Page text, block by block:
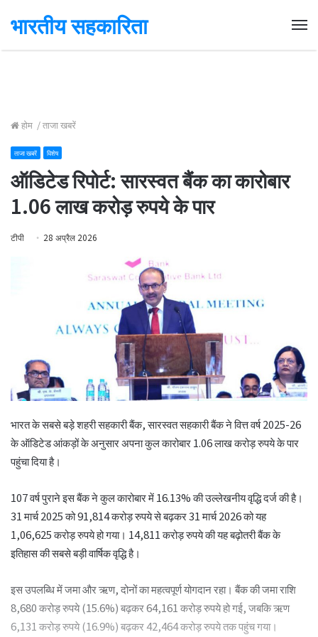
भारतीय सहकारिता
होम /ताजा खबरें
ताजा खबरें विशेष
ऑडिटेड रिपोर्ट: सारस्वत बैंक का कारोबार
1.06 लाख करोड़ रुपये के पार
टीपी 28 अप्रैल 2026
भारत के सबसे बड़े शहरी सहकारी बैंक, सारस्वत सहकारी बैंक ने वित्त वर्ष 2025-26
के ऑडिटेड आंकड़ों के अनुसार अपना कुल कारोबार 1.06 लाख करोड़ रुपये के पार
पहुंचा दिया है।
107 वर्ष पुराने इस बैंक ने कुल कारोबार में 16.13% की उल्लेखनीय वृद्धि दर्ज की है।
31 मार्च 2025 को 91,814 करोड़ रुपये से बढ़कर 31 मार्च 2026 को यह
1,06,625 करोड़ रुपये हो गया। 14,811 करोड़ रुपये की यह बढ़ोतरी बैंक के
इतिहास की सबसे बड़ी वार्षिक वृद्धि है।
इस उपलब्धि में जमा और ऋण, दोनों का महत्वपूर्ण योगदान रहा। बैंक की जमा राशि
8,680 करोड़ रुपये (15.6%) बढ़कर 64,161 करोड़ रुपये हो गई, जबकि ऋण
6,131 करोड़ रुपये (16.9%) बढ़कर 42,464 करोड़ रुपये तक पहुंच गया।